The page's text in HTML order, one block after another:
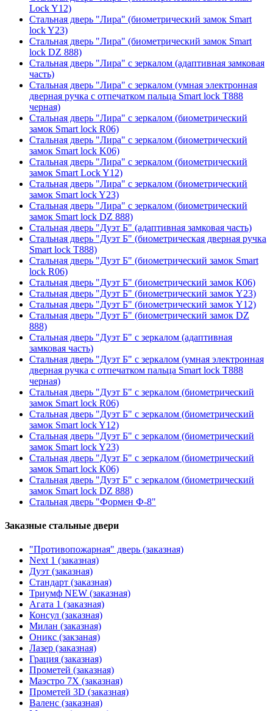
Lock Y12)
Стальная дверь "Лира" (биометрический замок Smart
lock Y23)
Стальная дверь "Лира" (биометрический замок Smart
lock DZ 888)
Стальная дверь "Лира" с зеркалом (адаптивная замковая
часть)
Стальная дверь "Лира" с зеркалом (умная электронная
дверная ручка с отпечатком пальца Smart lock T888
черная)
Стальная дверь "Лира" с зеркалом (биометрический
замок Smart lock R06)
Стальная дверь "Лира" с зеркалом (биометрический
замок Smart lock K06)
Стальная дверь "Лира" с зеркалом (биометрический
замок Smart Lock Y12)
Стальная дверь "Лира" с зеркалом (биометрический
замок Smart lock Y23)
Стальная дверь "Лира" с зеркалом (биометрический
замок Smart lock DZ 888)
Стальная дверь "Дуэт Б" (адаптивная замковая часть)
Стальная дверь "Дуэт Б" (биометрическая дверная ручка
Smart lock T888)
Стальная дверь "Дуэт Б" (биометрический замок Smart
lock R06)
Стальная дверь "Дуэт Б" (биометрический замок К06)
Стальная дверь "Дуэт Б" (биометрический замок Y23)
Стальная дверь "Дуэт Б" (биометрический замок Y12)
Стальная дверь "Дуэт Б" (биометрический замок DZ
888)
Стальная дверь "Дуэт Б" с зеркалом (адаптивная
замковая часть)
Стальная дверь "Дуэт Б" с зеркалом (умная электронная
дверная ручка с отпечатком пальца Smart lock T888
черная)
Стальная дверь "Дуэт Б" с зеркалом (биометрический
замок Smart lock R06)
Стальная дверь "Дуэт Б" с зеркалом (биометрический
замок Smart lock Y12)
Стальная дверь "Дуэт Б" с зеркалом (биометрический
замок Smart lock Y23)
Стальная дверь "Дуэт Б" с зеркалом (биометрический
замок Smart lock К06)
Стальная дверь "Дуэт Б" с зеркалом (биометрический
замок Smart lock DZ 888)
Стальная дверь "Формен Ф-8"
Заказные стальные двери
"Противопожарная" дверь (заказная)
Next 1 (заказная)
Дуэт (заказная)
Стандарт (заказная)
Триумф NEW (заказная)
Агата 1 (заказная)
Консул (заказная)
Милан (заказная)
Оникс (закзаная)
Лазер (заказная)
Грация (заказная)
Прометей (заказная)
Маэстро 7Х (заказная)
Прометей 3D (заказная)
Валенс (заказная)